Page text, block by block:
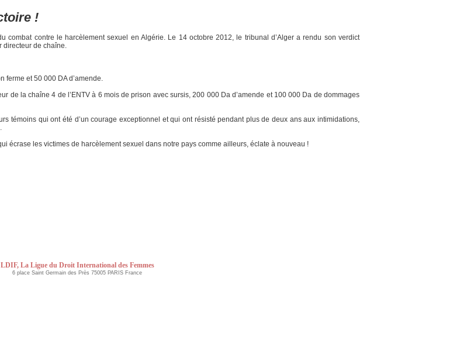
!
combat contre le harcèlement sexuel en Algérie. Le 14 octobre 2012, le tribunal d’Alger a rendu son verdict
directeur de chaîne.
ferme et 50 000 DA d’amende.
de la chaîne 4 de l’ENTV à 6 mois de prison avec sursis, 200 000 Da d’amende et 100 000 Da de dommages
témoins qui ont été d’un courage exceptionnel et qui ont résisté pendant plus de deux ans aux intimidations,
écrase les victimes de harcèlement sexuel dans notre pays comme ailleurs, éclate à nouveau !
LDIF, La Ligue du Droit International des Femmes
6 place Saint Germain des Près 75005 PARIS France